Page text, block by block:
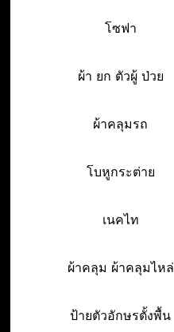
โซฟา
ผ้า ยก ตัวผู้ ป่วย
ผ้าคลุมรถ
โบหูกระต่าย
เนคไท
ผ้าคลุม ผ้าคลุมไหล่
ป้ายตัวอักษรตั้งพื้น